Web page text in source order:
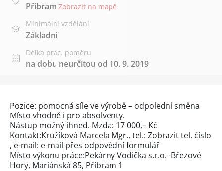
Příbram Zobrazit na mapě
Minimální vzdělání
Základní
Délka prac. poměru
na dobu neurčitou od 10. 9. 2019
Pozice: pomocná síle ve výrobě – odpolední směna
Místo vhodné i pro absolventy.
Nástup možný ihned. Mzda: 17 000,– Kč
Kontakt:Kružíková Marcela Mgr., tel.: Zobrazit tel. číslo
, e-mail: e-mail přes odpovědní formulář
Místo výkonu práce:Pekárny Vodička s.r.o. -Březové
Hory, Mariánská 85, Příbram 1